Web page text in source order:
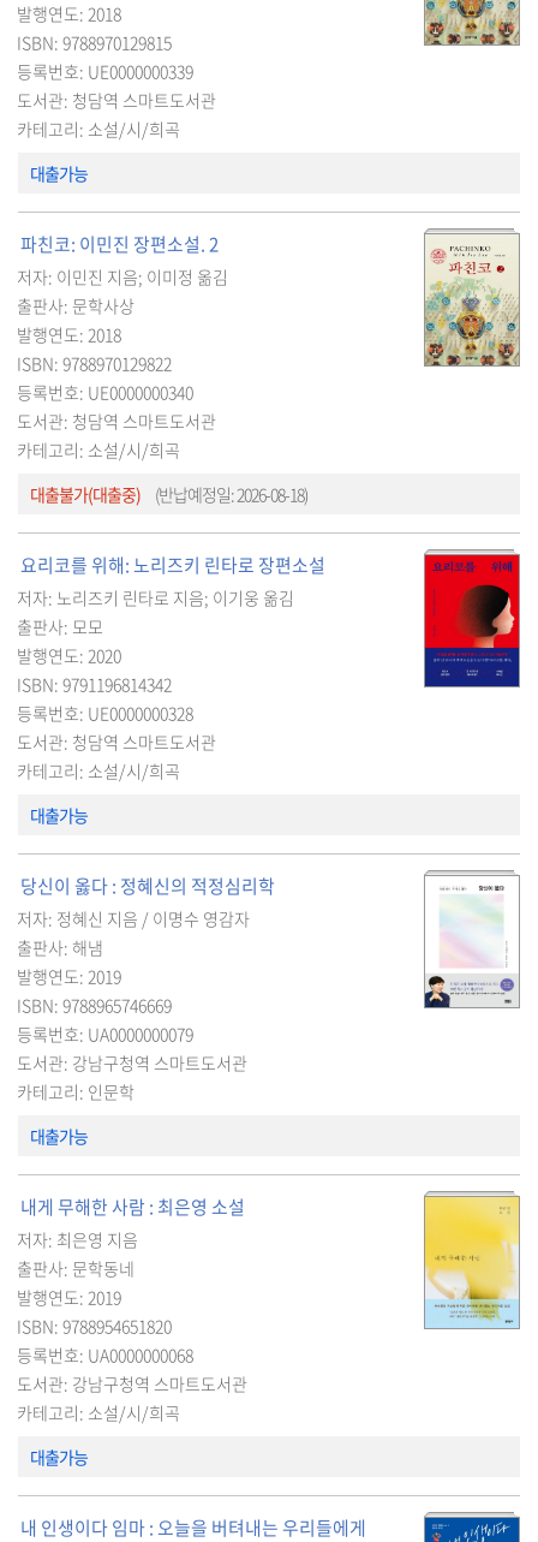
발행연도: 2018
ISBN: 9788970129815
등록번호: UE0000000339
도서관: 청담역 스마트도서관
카테고리: 소설/시/희곡
대출가능
파친코: 이민진 장편소설. 2
저자: 이민진 지음; 이미정 옮김
출판사: 문학사상
발행연도: 2018
ISBN: 9788970129822
등록번호: UE0000000340
도서관: 청담역 스마트도서관
카테고리: 소설/시/희곡
대출불가(대출중)
(반납예정일: 2026-08-18)
요리코를 위해: 노리즈키 린타로 장편소설
저자: 노리즈키 린타로 지음; 이기웅 옮김
출판사: 모모
발행연도: 2020
ISBN: 9791196814342
등록번호: UE0000000328
도서관: 청담역 스마트도서관
카테고리: 소설/시/희곡
대출가능
당신이 옳다 : 정혜신의 적정심리학
저자: 정혜신 지음 / 이명수 영감자
출판사: 해냄
발행연도: 2019
ISBN: 9788965746669
등록번호: UA0000000079
도서관: 강남구청역 스마트도서관
카테고리: 인문학
대출가능
내게 무해한 사람 : 최은영 소설
저자: 최은영 지음
출판사: 문학동네
발행연도: 2019
ISBN: 9788954651820
등록번호: UA0000000068
도서관: 강남구청역 스마트도서관
카테고리: 소설/시/희곡
대출가능
내 인생이다 임마 : 오늘을 버텨내는 우리들에게